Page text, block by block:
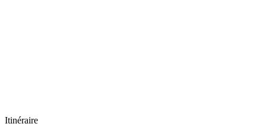
Itinéraire